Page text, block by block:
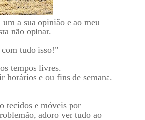
a sua opinião e ao meu
não opinar.
com tudo isso!"
tempos livres.
horários e ou fins de semana.
tecidos e móveis por
adoro ver tudo ao